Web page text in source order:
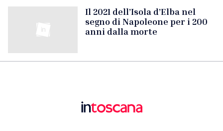
Il 2021 dell’Isola d’Elba nel
segno di Napoleone per i 200
anni dalla morte